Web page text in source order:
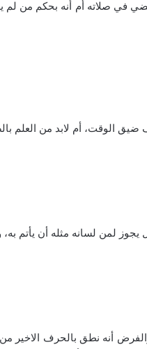
يمضي في صلاته أم أنه بحكم من
والفرض أنه نطق بالحرف